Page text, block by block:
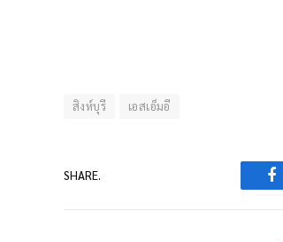
สิงห์บุรี เอสเอ็มอี
SHARE.